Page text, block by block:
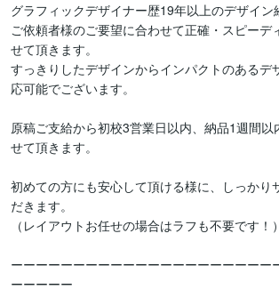
グラフィックデザイナー歴19年以上のデザイン
ご依頼者様のご要望に合わせて正確・スピーデ
せて頂きます。
すっきりしたデザインからインパクトのあるデ
応可能でございます。
原稿ご支給から初校3営業日以内、納品1週間以
せて頂きます。
初めての方にも安心して頂ける様に、しっかり
だきます。
（レイアウトお任せの場合はラフも不要です！）
ーーーーーーーーーーーーーーーーーーーーー
ーーーーー